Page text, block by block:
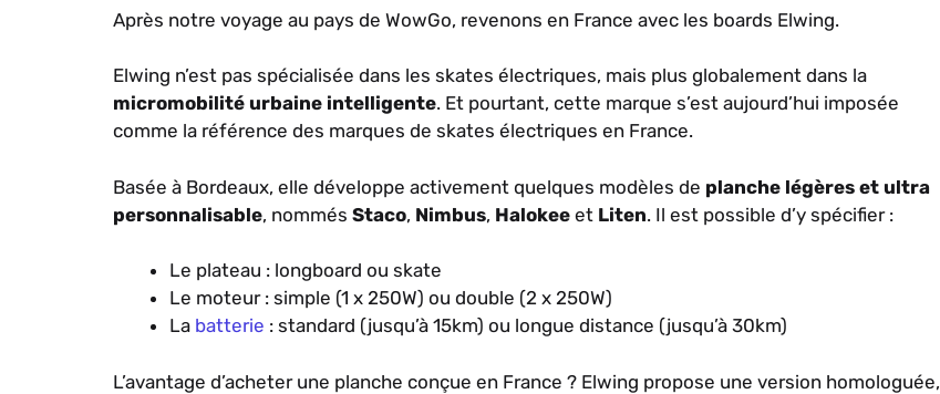
Après notre voyage au pays de WowGo, revenons en France avec les boards Elwing.
Elwing n’est pas spécialisée dans les skates électriques, mais plus globalement dans la
micromobilité urbaine intelligente. Et pourtant, cette marque s’est aujourd’hui imposée
comme la référence des marques de skates électriques en France.
Basée à Bordeaux, elle développe activement quelques modèles de planche légères et ultra
personnalisable, nommés Staco, Nimbus, Halokee et Liten. Il est possible d’y spécifier :
Le plateau : longboard ou skate
Le moteur : simple (1 x 250W) ou double (2 x 250W)
La batterie : standard (jusqu’à 15km) ou longue distance (jusqu’à 30km)
L’avantage d’acheter une planche conçue en France ? Elwing propose une version homologuée,